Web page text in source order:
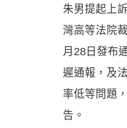
朱男提起上
灣高等法院
月28日發布
遲通報，及
率低等問題
告。